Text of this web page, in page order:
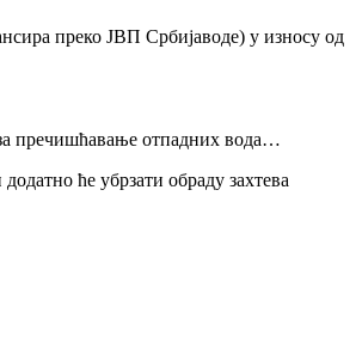
преко ЈВП Србијаводе) у износу од
пречишћавање отпадних вода…
ће убрзати обраду захтева